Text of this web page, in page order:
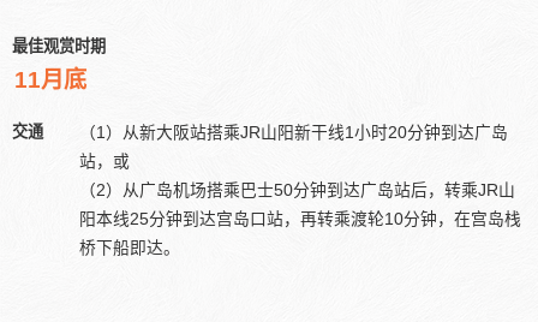
最佳观赏时期
11月底
交通
（1）从新大阪站搭乘JR山阳新干线1小时20分钟到达广岛
站，或
（2）从广岛机场搭乘巴士50分钟到达广岛站后，转乘JR山
阳本线25分钟到达宫岛口站，再转乘渡轮10分钟，在宫岛栈
桥下船即达。